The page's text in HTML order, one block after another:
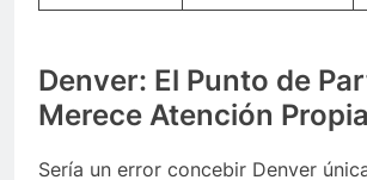
Denver: El Punto de
Merece Atención Propia
Sería un error concebir Denver